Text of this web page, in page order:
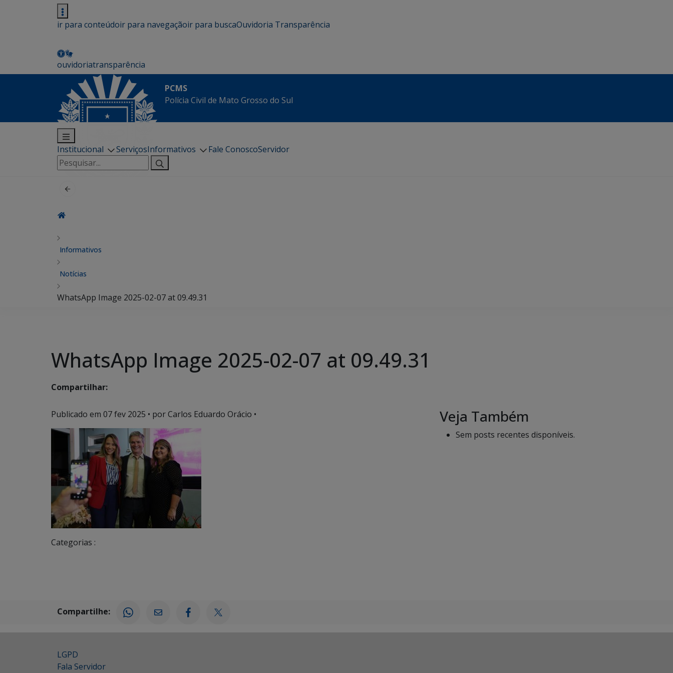
ir para conteúdoir para navegaçãoir para buscaOuvidoria Transparência
ouvidoriatransparência
PCMS
Polícia Civil de Mato Grosso do Sul
Institucional ServiçosInformativos Fale ConoscoServidor
Pesquisar
por:
Informativos
Notícias
WhatsApp Image 2025-02-07 at 09.49.31
WhatsApp Image 2025-02-07 at 09.49.31
Compartilhar:
Publicado em 07 fev 2025 • por Carlos Eduardo Orácio •
Categorias :
Veja Também
Sem posts recentes disponíveis.
Compartilhe:
LGPD
Fala Servidor